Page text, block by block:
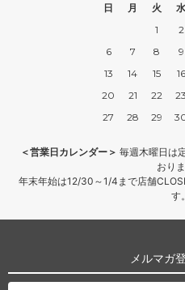
日
月 火 水
1
2
6
7 8 9
13
14 15 16
20
21 22 23
27
28 29
＜営業日カレンダー＞ 毎週木曜日は
おりま
年末年始は12/30～1/4まで店舗
す。
メルマガ